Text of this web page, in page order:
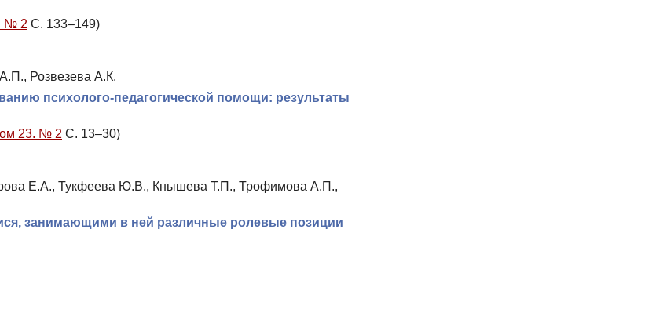
№ 2 С. 133–149)
Розвезева А.К.
психолого-педагогической помощи: результаты
23. № 2 С. 13–30)
Е.А., Тукфеева Ю.В., Кнышева Т.П., Трофимова А.П.,
занимающими в ней различные ролевые позиции